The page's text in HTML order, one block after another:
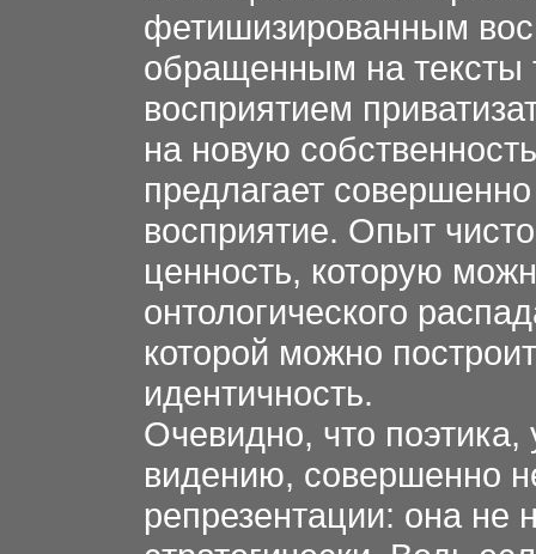
фетишизированным
обращенным на
восприятием
на новую
предлагает
восприятие. Опыт
ценность, которую
онтологического
которой можно
идентичность.
Очевидно, что
видению, совершенно
репрезентации: она не